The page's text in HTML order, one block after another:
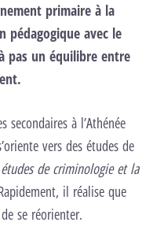
primaire à la
pédagogique avec le
pas un équilibre entre
secondaires à l’Athénée
vers des études de
études de criminologie et la
il réalise que
se réorienter.